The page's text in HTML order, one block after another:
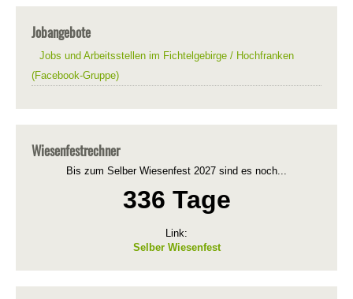
Jobangebote
Jobs und Arbeitsstellen im Fichtelgebirge / Hochfranken
(Facebook-Gruppe)
Wiesenfestrechner
Bis zum Selber Wiesenfest 2027 sind es noch...
336 Tage
Link:
Selber Wiesenfest